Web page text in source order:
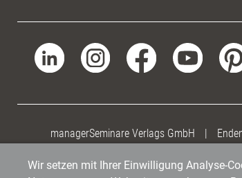
managerSeminare Verlags GmbH |
Wir setzen mit Ihrer Einwilligung Analyse-